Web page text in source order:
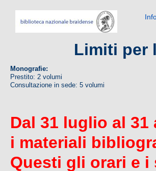
Limiti per
Monografie:
Prestito: 2 volumi
Consultazione in sede: 5 volumi
Dal 31 luglio al
i materiali
Questi gli orari e